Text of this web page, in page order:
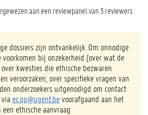
aan een reviewpanel van 3 reviewers
dossiers zijn ontvankelijk. Om onnodige
bij onzekerheid (over wat de
over kwesties die ethische bezwaren
veroorzaken; over specifieke vragen van
onderzoekers uitgenodigd om contact
ec.pp@ugent.bevoorafgaand aan het
ethische aanvraag